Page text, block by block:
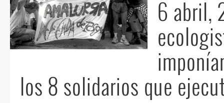
6 abril, 25 años de una gesta solidaria y
ecologista : Corta de
imponían
los 8 solidarios que